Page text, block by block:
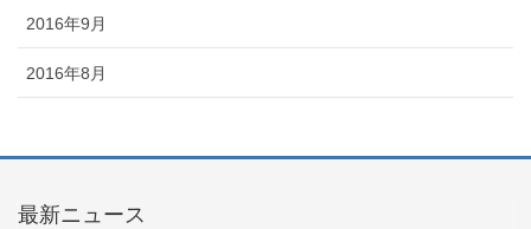
2016年9月
2016年8月
最新ニュース